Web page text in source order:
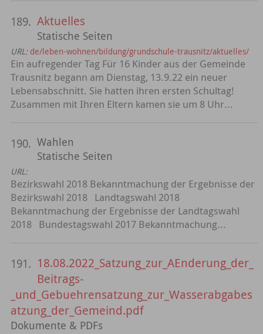
189. Aktuelles
Statische Seiten
URL: de/leben-wohnen/bildung/grundschule-trausnitz/aktuelles/
Ein aufregender Tag Für 16 Kinder aus der Gemeinde
Trausnitz begann am Dienstag, 13.9.22 ein neuer
Lebensabschnitt. Sie hatten ihren ersten Schultag!
Zusammen mit Ihren Eltern kamen sie um 8 Uhr...
190. Wahlen
Statische Seiten
URL:
Bezirkswahl 2018 Bekanntmachung der Ergebnisse der
Bezirkswahl 2018 Landtagswahl 2018
Bekanntmachung der Ergebnisse der Landtagswahl
2018 Bundestagswahl 2017 Bekanntmachung...
191. 18.08.2022_Satzung_zur_AEnderung_der_
Beitrags-
_und_Gebuehrensatzung_zur_Wasserabgabes
atzung_der_Gemeind.pdf
Dokumente & PDFs